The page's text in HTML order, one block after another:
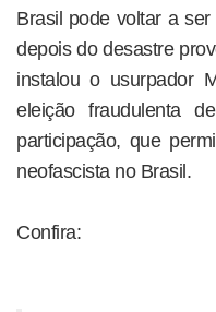
Brasil pode voltar a
depois do desastre
instalou o usurpador
eleição fraudulenta
participação, que
neofascista no Brasil.
Confira: